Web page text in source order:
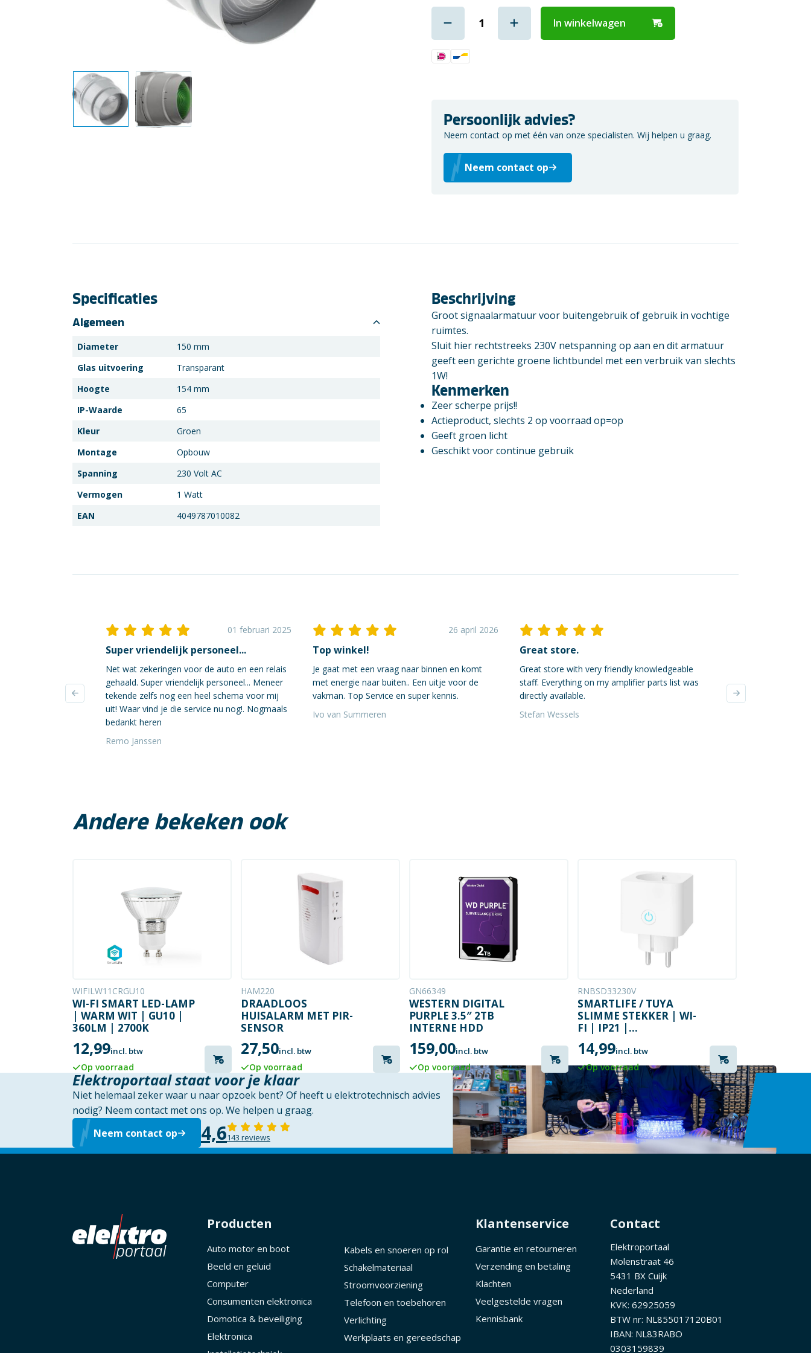
Schakelmateriaal
Stroomvoorziening
In winkelwagen
Persoonlijk advies?
Neem contact op met één van onze specialisten. Wij helpen u graag.
Neem contact op
Specificaties
Algemeen
Diameter
150 mm
Glas uitvoering
Transparant
Hoogte
154 mm
IP-Waarde
65
Kleur
Groen
Montage
Opbouw
Spanning
230 Volt AC
Vermogen
1 Watt
EAN
4049787010082
Beschrijving
Groot signaalarmatuur voor buitengebruik of gebruik in vochtige
ruimtes.
Sluit hier rechtstreeks 230V netspanning op aan en dit armatuur
geeft een gerichte groene lichtbundel met een verbruik van slechts
1W!
Kenmerken
Zeer scherpe prijs!!
Actieproduct, slechts 2 op voorraad op=op
Geeft groen licht
Geschikt voor continue gebruik
01 februari 2025
Super vriendelijk personeel...
Net wat zekeringen voor de auto en een relais
gehaald. Super vriendelijk personeel... Meneer
tekende zelfs nog een heel schema voor mij
uit! Waar vind je die service nu nog!. Nogmaals
bedankt heren
Remo Janssen
26 april 2026
Top winkel!
Je gaat met een vraag naar binnen en komt
met energie naar buiten.. Een uitje voor de
vakman. Top Service en super kennis.
Ivo van Summeren
Great store.
Great store with very friendly knowledgeable
staff. Everything on my amplifier parts list was
directly available.
Stefan Wessels
verzonden, super!
waren zeer
Andere bekeken ook
WIFILW11CRGU10
WI-FI SMART LED-LAMP
| WARM WIT | GU10 |
360LM | 2700K
12,99incl. btw
Op voorraad
HAM220
DRAADLOOS
HUISALARM MET PIR-
SENSOR
27,50incl. btw
Op voorraad
GN66349
WESTERN DIGITAL
PURPLE 3.5″ 2TB
INTERNE HDD
159,00incl. btw
Op voorraad
RNBSD33230V
SMARTLIFE / TUYA
SLIMME STEKKER | WI-
FI | IP21 |
ENERGIEMETER | 3680
W | WIT
14,99incl. btw
Op voorraad
Elektroportaal staat voor je klaar
Niet helemaal zeker waar u naar opzoek bent? Of heeft u elektrotechnisch advies
nodig? Neem contact met ons op. We helpen u graag.
Neem contact op
4,6143 reviews
Producten
Auto motor en boot
Beeld en geluid
Computer
Consumenten elektronica
Domotica & beveiliging
Elektronica
Kabels en snoeren op rol
Schakelmateriaal
Stroomvoorziening
Telefoon en toebehoren
Verlichting
Werkplaats en gereedschap
Klantenservice
Garantie en retourneren
Verzending en betaling
Klachten
Veelgestelde vragen
Kennisbank
Contact
Elektroportaal
Molenstraat 46
5431 BX Cuijk
Nederland
KVK: 62925059
BTW nr: NL855017120B01
IBAN: NL83RABO
0303159839